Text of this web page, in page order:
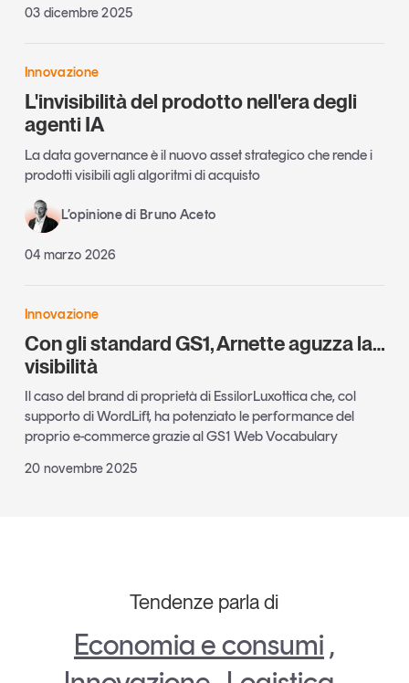
03 dicembre 2025
Innovazione
L'invisibilità del prodotto nell'era degli
agenti IA
La data governance è il nuovo asset strategico che rende i
prodotti visibili agli algoritmi di acquisto
L’opinione di Bruno Aceto
04 marzo 2026
Innovazione
Con gli standard GS1, Arnette aguzza la…
visibilità
Il caso del brand di proprietà di EssilorLuxottica che, col
supporto di WordLift, ha potenziato le performance del
proprio e-commerce grazie al GS1 Web Vocabulary
20 novembre 2025
Tendenze parla di
Economia e consumi ,